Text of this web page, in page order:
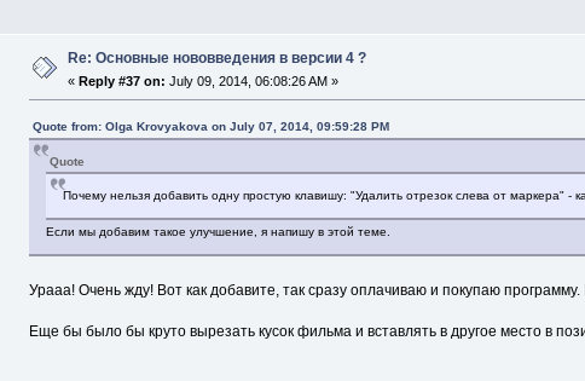
Re: Основные нововведения в версии 4 ?
«Reply #37 on: July 09, 2014, 06:08:26 AM »
Quote from: Olga Krovyakova on July 07, 2014, 09:59:28 PM
Quote
Почему нельзя добавить одну простую клавишу: "Удалить отрезок слева от маркера" -
Если мы добавим такое улучшение, я напишу в этой теме.
Урааа! Очень жду! Вот как добавите, так сразу оплачиваю и покупаю
Еще бы было бы круто вырезать кусок фильма и вставлять в другое место в